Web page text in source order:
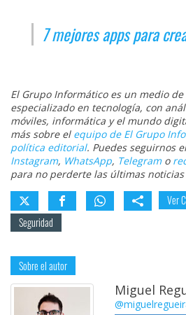
7 mejores apps para
El Grupo Informático es un medio
especializado en tecnología, con
móviles, informática y el mundo
más sobre el equipo de El Grupo
política editorial. Puedes seguirnos
Instagram, WhatsApp, Telegramo
para no perderte las últimas
Ver
Seguridad
Sobre el autor
Miguel